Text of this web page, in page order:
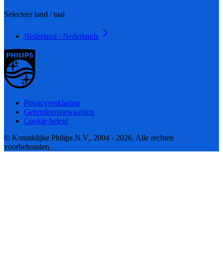
Selecteer land / taal
Nederland / Nederlands
Privacyverklaring
Gebruiksvoorwaarden
Cookie-beleid
© Koninklijke Philips N.V., 2004 - 2026. Alle rechten
voorbehouden.